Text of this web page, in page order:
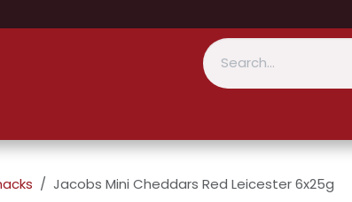
Jacobs Mini Cheddars Red Leicester 6x25g